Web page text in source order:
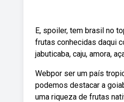
E, spoiler, tem brasil no
frutas conhecidas daqui
jabuticaba, caju, amora,
Webpor ser um país
podemos destacar a
uma riqueza de frutas